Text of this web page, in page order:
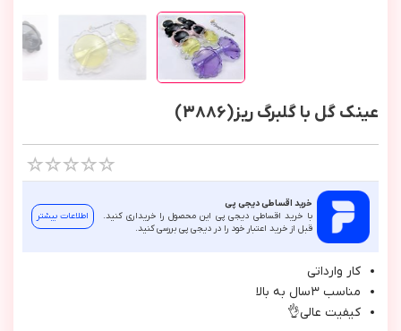
عینک گل با گلبرگ ریز(3886)
خرید اقساطی دیجی پی
با خرید اقساطی دیجی پی این محصول را خریداری کنید.
قبل از خرید اعتبار خود را در دیجی پی بررسی کنید.
اطلاعات بیشتر
كار وارداتي
مناسب ٣سال به بالا
كيفيت عالي👌